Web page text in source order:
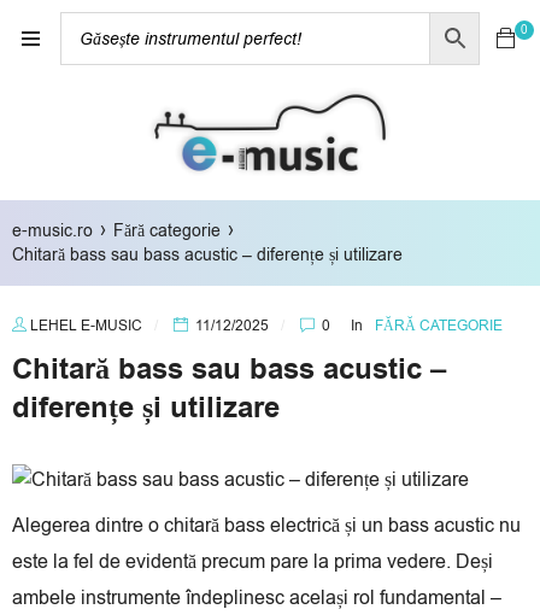
0
e-music.ro › Fără categorie ›
Chitară bass sau bass acustic – diferențe și utilizare
LEHEL E-MUSIC 11/12/2025 0 In FĂRĂ CATEGORIE
Chitară bass sau bass acustic –
diferențe și utilizare
Alegerea dintre o chitară bass electrică și un bass acustic nu
este la fel de evidentă precum pare la prima vedere. Deși
ambele instrumente îndeplinesc același rol fundamental –